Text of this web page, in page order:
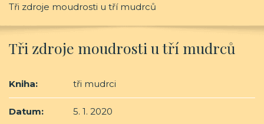
Tři zdroje moudrosti u tří mudrců
Tři zdroje moudrosti u tří mudrců
Kniha: tři mudrci
Datum: 5. 1. 2020